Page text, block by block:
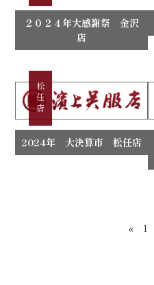
２０２４年大感謝祭 金沢
店
松任店
2024年 大決算市 松任店
« 1